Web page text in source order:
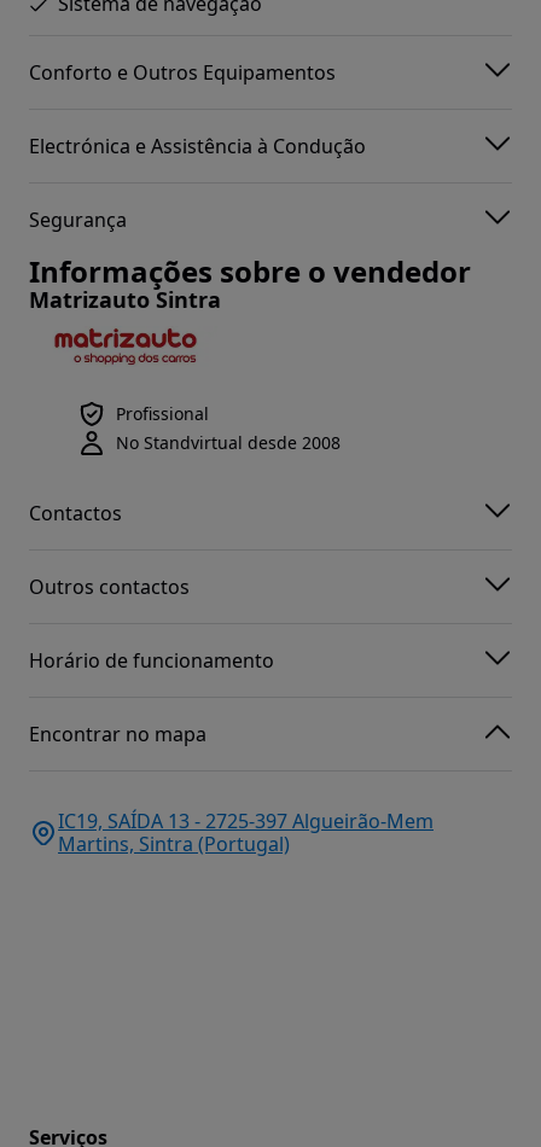
Conforto e Outros Equipamentos
Electrónica e Assistência à Condução
Segurança
Informações sobre o vendedor
Matrizauto Sintra
Profissional
No Standvirtual desde 2008
Contactos
Outros contactos
Horário de funcionamento
Encontrar no mapa
IC19, SAÍDA 13 - 2725-397 Algueirão-Mem
Martins, Sintra (Portugal)
Serviços